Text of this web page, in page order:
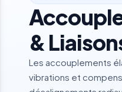
&
Les accouplements
vibrations et